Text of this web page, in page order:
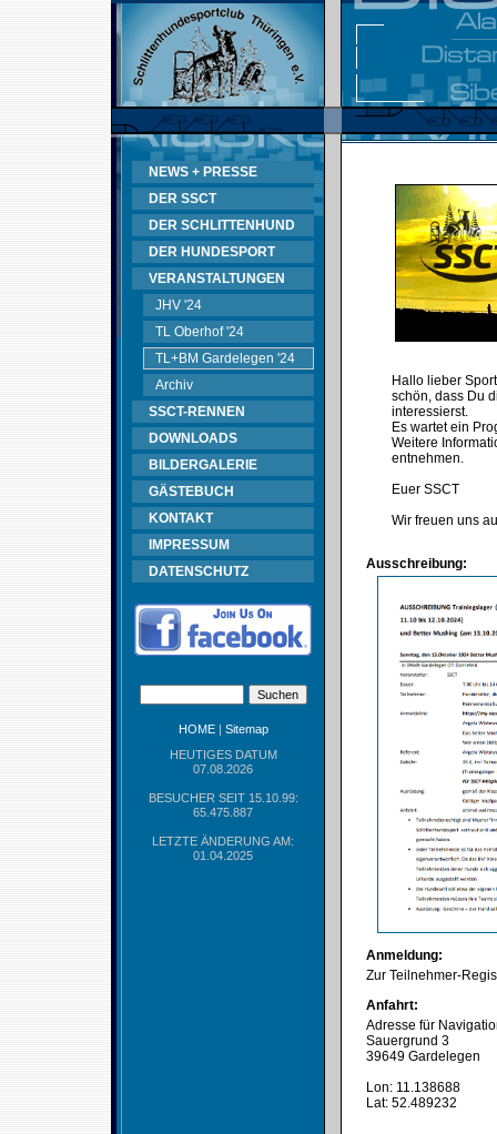
NEWS + PRESSE
DER SSCT
DER SCHLITTENHUND
DER HUNDESPORT
VERANSTALTUNGEN
JHV '24
TL Oberhof '24
TL+BM Gardelegen '24
Archiv
SSCT-RENNEN
DOWNLOADS
BILDERGALERIE
GÄSTEBUCH
KONTAKT
IMPRESSUM
DATENSCHUTZ
HOME| Sitemap
HEUTIGES DATUM
07.08.2026
BESUCHER SEIT 15.10.99:
65.475.887
LETZTE ÄNDERUNG AM:
01.04.2025
Hallo lieber
schön, dass Du
interessierst.
Es wartet ein
Weitere
entnehmen.
Euer SSCT
Wir freuen uns
Ausschreibung:
Anmeldung:
Zur Teilnehmer-
Anfahrt:
Adresse für
Sauergrund 3
39649 Gardelegen
Lon: 11.138688
Lat: 52.489232